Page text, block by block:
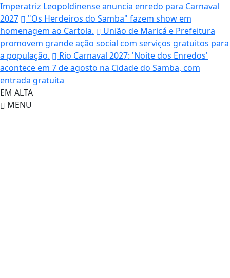
Imperatriz Leopoldinense anuncia enredo para Carnaval
2027
"Os Herdeiros do Samba" fazem show em
homenagem ao Cartola.
União de Maricá e Prefeitura
promovem grande ação social com serviços gratuitos para
a população.
Rio Carnaval 2027: 'Noite dos Enredos'
acontece em 7 de agosto na Cidade do Samba, com
entrada gratuita
EM ALTA
MENU